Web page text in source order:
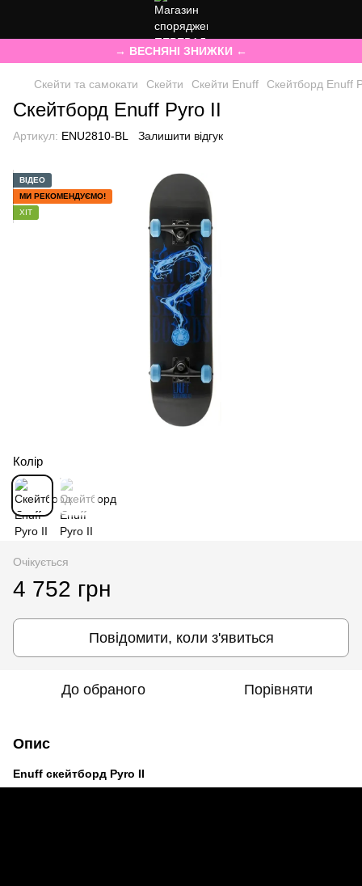
→ ВЕСНЯНІ ЗНИЖКИ ←
Скейти та самокати Скейти Скейти Enuff Скейтборд Enuff
Скейтборд Enuff Pyro II
Артикул: ENU2810-BL Залишити відгук
ВІДЕО
МИ РЕКОМЕНДУЄМО!
ХІТ
Колір
Очікується
4 752 грн
Повідомити, коли з'явиться
До обраного Порівняти
Опис
Enuff скейтборд Pyro II